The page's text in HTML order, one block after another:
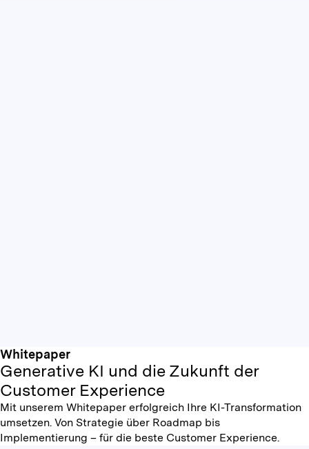
Whitepaper
Generative KI und die Zukunft der
Customer Experience
Mit unserem Whitepaper erfolgreich Ihre KI-Transformation
umsetzen. Von Strategie über Roadmap bis
Implementierung – für die beste Customer Experience.